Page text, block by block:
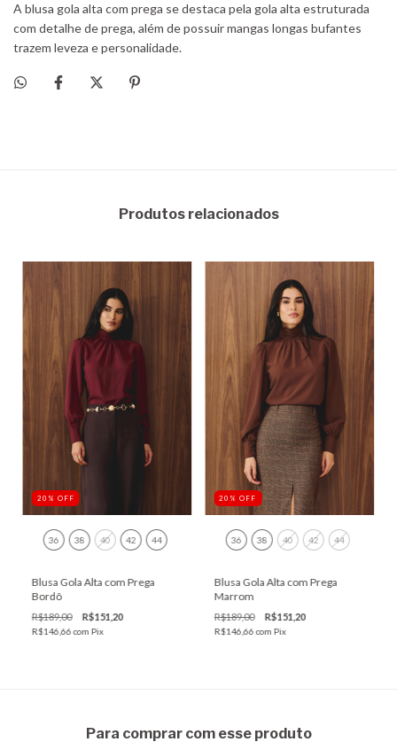
Produtos relacionados
20 % OFF
36 38 40 42 44
Blusa Gola Alta com Prega
Bordô
R$189,00 R$151,20
R$146,66com Pix
20 %OFF
36 38 40 42 44
Blusa Gola Alta com Prega
Marrom
R$189,00 R$151,20
R$146,66com Pix
Para comprar com esse produto